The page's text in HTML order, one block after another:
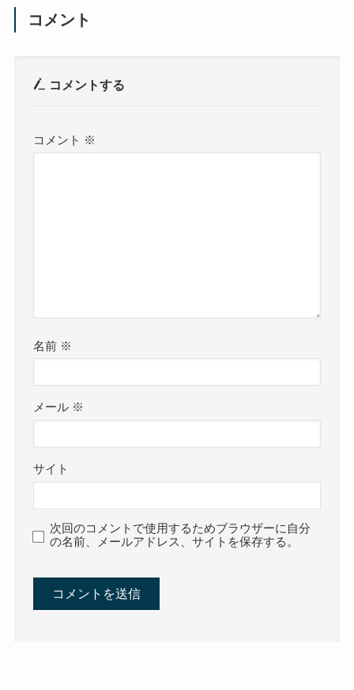
コメント
コメントする
コメント ※
名前 ※
メール ※
サイト
次回のコメントで使用するためブラウザーに自分
の名前、メールアドレス、サイトを保存する。